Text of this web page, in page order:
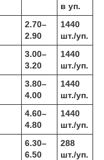
в уп.
2.70–
2.90
1440
шт./уп.
3.00–
3.20
1440
шт./уп.
3.80–
4.00
1440
шт./уп.
4.60–
4.80
1440
шт./уп.
6.30–
6.50
288
шт./уп.